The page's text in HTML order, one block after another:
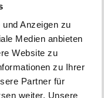
Anzeigen zu
Medien anbieten
Website zu
zu Ihrer
Partner für
weiter. Unsere